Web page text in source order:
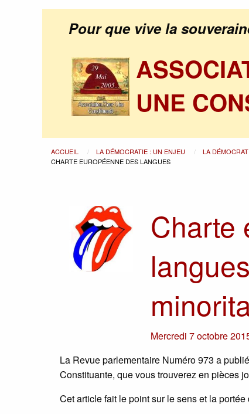
Pour que vive la
UNE
ACCUEIL LA DÉMOCRATIE : UN ENJEU LA
CHARTE EUROPÉENNE DES LANGUES
Charte
Mercredi 7 octobre
La Revue parlementaire Numéro 973 a
Constituante, que vous trouverez en pièces
Cet article fait le point sur le sens et la